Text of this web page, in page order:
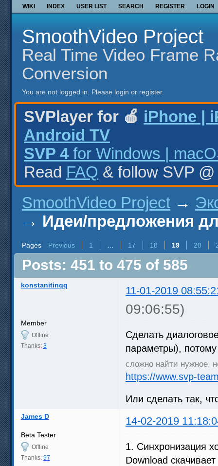
WIKI INDEX USER LIST SEARCH REGISTER LOGIN
SmoothVideo Project
Real Time Video Frame
Conversion
You are not logged in. Please login or register.
SVPlayer for 🍎 iPhone |
Android TV
SVP 4 for Windows |
Read FAQ & follow SVP
SmoothVideo Project →
→ Идеи/предложения
Pages Previous 1 17 18 19 20
Posts: 451 to 475 of 585
konstanitinqq 11-01-2019
09:06:55)
Member
Offline
Thanks: 3
Сделать
параметры), потому
сложно найти нужное,
https://www.svp-
Или сделать так,
James D 14-02-2019
Beta Tester
Offline
Thanks: 97
1. Синхронизация
Download